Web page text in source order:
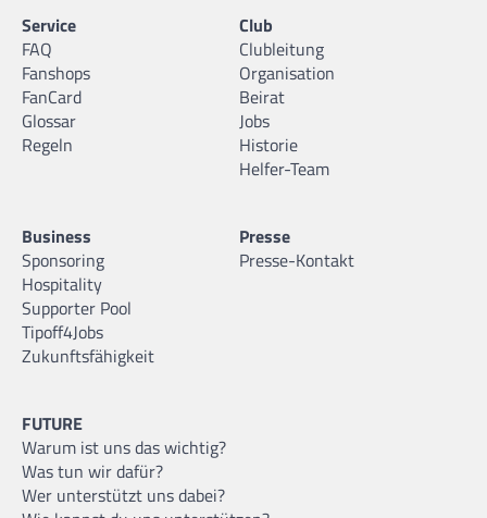
Service
FAQ
Fanshops
FanCard
Glossar
Regeln
Club
Clubleitung
Organisation
Beirat
Jobs
Historie
Helfer-Team
Business
Sponsoring
Hospitality
Supporter Pool
Tipoff4Jobs
Zukunftsfähigkeit
Presse
Presse-Kontakt
FUTURE
Warum ist uns das wichtig?
Was tun wir dafür?
Wer unterstützt uns dabei?